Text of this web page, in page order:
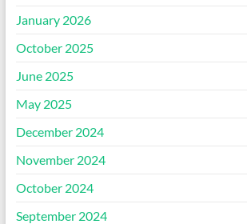
January 2026
October 2025
June 2025
May 2025
December 2024
November 2024
October 2024
September 2024